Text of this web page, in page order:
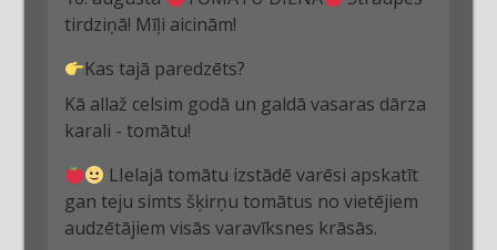
tirdziņā! Mīļi aicinām!
Kas tajā paredzēts?
Kā allaž celsim godā un galdā vasaras dārza
karali - tomātu!
LIelajā tomātu izstādē varēsi apskatīt
gan teju simts šķirņu tomātus no vietējiem
audzētājiem visās varavīksnes krāsās.